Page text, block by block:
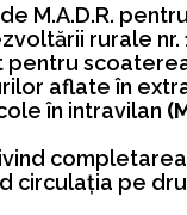
M.A.D.R.
rurale
aflate în
în intravilan
circulaţia pe